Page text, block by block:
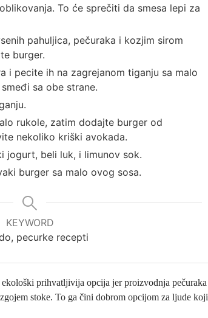
To će sprečiti da smesa lepi za
pahuljica, pečuraka i kozjim sirom
burger.
i pecite ih na zagrejanom tiganju sa malo
sa obe strane.
rukole, zatim dodajte burger od
nekoliko kriški avokada.
jogurt, beli luk, i limunov sok.
burger sa malo ovog sosa.
KEYWORD
pecurke recepti
prihvatljivija opcija jer proizvodnja pečuraka
stoke. To ga čini dobrom opcijom za ljude koji